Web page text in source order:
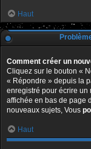
Haut
Comment créer un
Cliquez sur le bouton «
« Répondre » depuis la
enregistré pour écrire un
affichée en bas de page
nouveaux sujets, Vous
Haut